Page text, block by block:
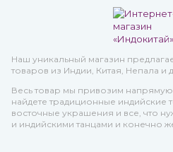
Наш уникальный магазин
товаров из Индии, Китая, Непала и
Весь товар мы привозим напрямую
найдете традиционные индийские
восточные украшения и все, что
и индийскими танцами и конечно